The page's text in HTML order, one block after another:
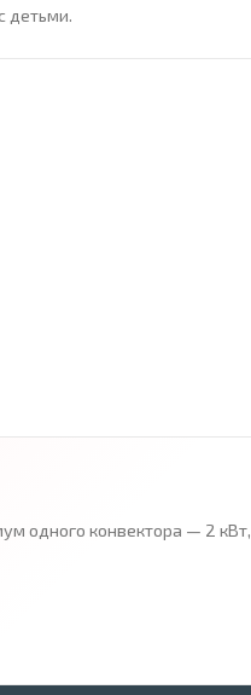
детьми.
одного конвектора — 2